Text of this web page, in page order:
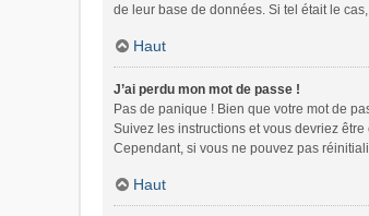
de leur base de données. Si tel était le
Haut
J’ai perdu mon mot de passe !
Pas de panique ! Bien que votre mot de
Suivez les instructions et vous devriez
Cependant, si vous ne pouvez pas
Haut